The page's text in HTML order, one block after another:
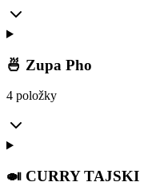
🍜 Zupa Pho
4 položky
🍛 CURRY TAJSKI